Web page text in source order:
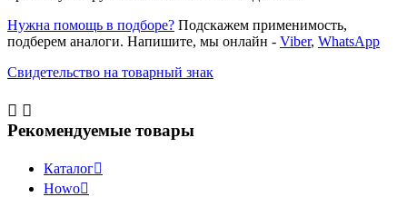
Нужна помощь в подборе? Подскажем применимость,
подберем аналоги. Напишите, мы онлайн - Viber, WhatsApp
Свидетельство на товарный знак
 
Рекомендуемые товары
Каталог
Howo